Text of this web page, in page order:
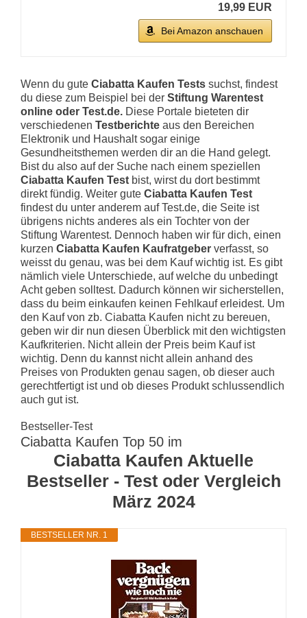
19,99 EUR
Bei Amazon anschauen
Wenn du gute Ciabatta Kaufen Tests suchst, findest
du diese zum Beispiel bei der Stiftung Warentest
online oder Test.de. Diese Portale bieteten dir
verschiedenen Testberichte aus den Bereichen
Elektronik und Haushalt sogar einige
Gesundheitsthemen werden dir an die Hand gelegt.
Bist du also auf der Suche nach einem speziellen
Ciabatta Kaufen Test bist, wirst du dort bestimmt
direkt fündig. Weiter gute Ciabatta Kaufen Test
findest du unter anderem auf Test.de, die Seite ist
übrigens nichts anderes als ein Tochter von der
Stiftung Warentest. Dennoch haben wir für dich, einen
kurzen Ciabatta Kaufen Kaufratgeber verfasst, so
weisst du genau, was bei dem Kauf wichtig ist. Es gibt
nämlich viele Unterschiede, auf welche du unbedingt
Acht geben solltest. Dadurch können wir sicherstellen,
dass du beim einkaufen keinen Fehlkauf erleidest. Um
den Kauf von zb. Ciabatta Kaufen nicht zu bereuen,
geben wir dir nun diesen Überblick mit den wichtigsten
Kaufkriterien. Nicht allein der Preis beim Kauf ist
wichtig. Denn du kannst nicht allein anhand des
Preises von Produkten genau sagen, ob dieser auch
gerechtfertigt ist und ob dieses Produkt schlussendlich
auch gut ist.
Bestseller-Test
Ciabatta Kaufen Top 50 im
Ciabatta Kaufen Aktuelle
Bestseller - Test oder Vergleich
März 2024
BESTSELLER NR. 1